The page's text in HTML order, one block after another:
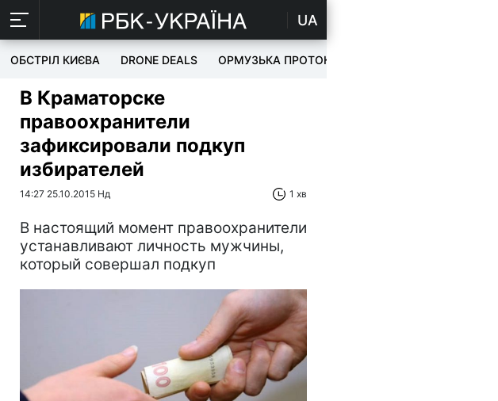
UA
ОБСТРІЛ КИЄВА DRONE DEALS ОРМУЗЬКА ПРОТОКА
В Краматорске
правоохранители
зафиксировали подкуп
избирателей
14:27 25.10.2015 Нд 1 хв
В настоящий момент правоохранители
устанавливают личность мужчины,
который совершал подкуп